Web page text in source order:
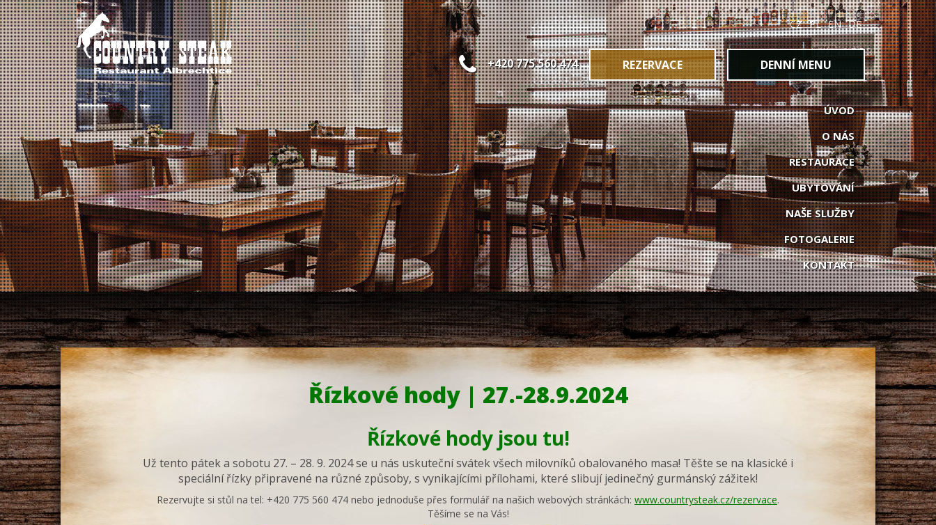
CZ PL EN DE
+420 775 560 474 REZERVACE DENNÍ MENU
ÚVOD
O NÁS
RESTAURACE
UBYTOVÁNÍ
NAŠE SLUŽBY
FOTOGALERIE
KONTAKT
Řízkové hody | 27.-28.9.2024
Řízkové hody jsou tu!
Už tento pátek a sobotu 27. – 28. 9. 2024 se u nás uskuteční svátek všech milovníků obalovaného masa! Těšte se na klasické i
speciální řízky připravené na různé způsoby, s vynikajícími přílohami, které slibují jedinečný gurmánský zážitek!
Rezervujte si stůl na tel: +420 775 560 474 nebo jednoduše přes formulář na našich webových stránkách: www.countrysteak.cz/rezervace.
Těšíme se na Vás!